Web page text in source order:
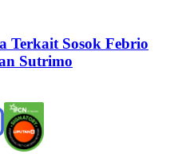
Terkait Sosok Febrio
Sutrimo